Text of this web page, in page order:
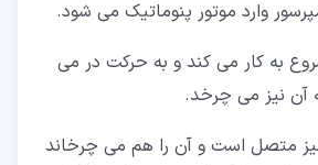
وارد موتور پنوماتیک می شود.
به کار می کند و به حرکت در می
آن نیز می چرخد.
متصل است و آن را هم می چرخاند